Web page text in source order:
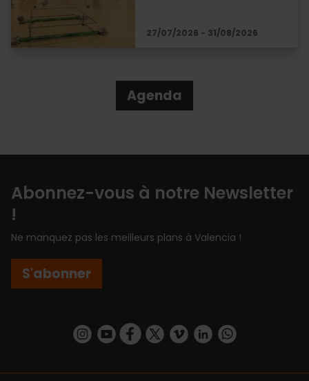
27/07/2026 - 31/08/2026
Agenda
Abonnez-vous à notre Newsletter
!
Ne manquez pas les meilleurs plans à Valencia !
S'abonner
https://www.instagram.com/visit_valencia/
https://www.youtube.com/user/
https://www.facebook.com/
https://twitter.com/
https://vimeo.com/
https://www.linkedin.com/company/turismo-valencia/https://api.whatsapp.com/send/